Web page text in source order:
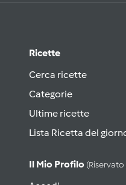
Ricette
Cerca ricette
Categorie
Ultime ricette
Lista Ricetta del
Il Mio Profilo (riservato